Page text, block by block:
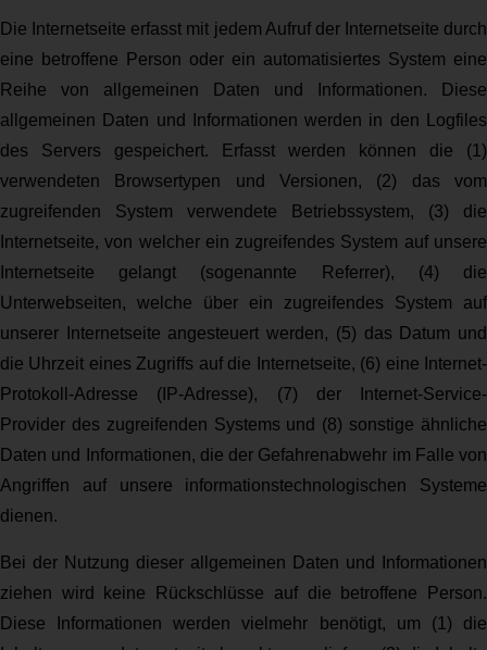
Die Internetseite erfasst mit jedem Aufruf der Internetseite durch
eine betroffene Person oder ein automatisiertes System eine
Reihe von allgemeinen Daten und Informationen. Diese
allgemeinen Daten und Informationen werden in den Logfiles
des Servers gespeichert. Erfasst werden können die (1)
verwendeten Browsertypen und Versionen, (2) das vom
zugreifenden System verwendete Betriebssystem, (3) die
Internetseite, von welcher ein zugreifendes System auf unsere
Internetseite gelangt (sogenannte Referrer), (4) die
Unterwebseiten, welche über ein zugreifendes System auf
unserer Internetseite angesteuert werden, (5) das Datum und
die Uhrzeit eines Zugriffs auf die Internetseite, (6) eine Internet-
Protokoll-Adresse (IP-Adresse), (7) der Internet-Service-
Provider des zugreifenden Systems und (8) sonstige ähnliche
Daten und Informationen, die der Gefahrenabwehr im Falle von
Angriffen auf unsere informationstechnologischen Systeme
dienen.
Bei der Nutzung dieser allgemeinen Daten und Informationen
ziehen wird keine Rückschlüsse auf die betroffene Person.
Diese Informationen werden vielmehr benötigt, um (1) die